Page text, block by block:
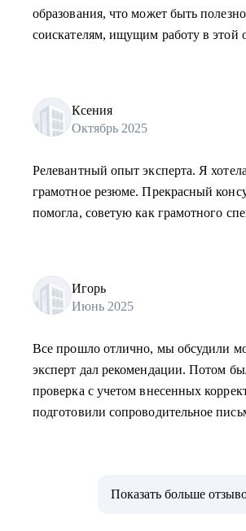
образования, что может быть
соискателям, ищущим работу в этой
Ксения
Октябрь 2025
Релевантный опыт эксперта. Я
грамотное резюме. Прекрасный
помогла, советую как грамотного
Игорь
Июнь 2025
Все прошло отлично, мы обсудили
эксперт дал рекомендации. Потом
проверка с учетом внесенных
подготовили сопроводительное
Показать больше